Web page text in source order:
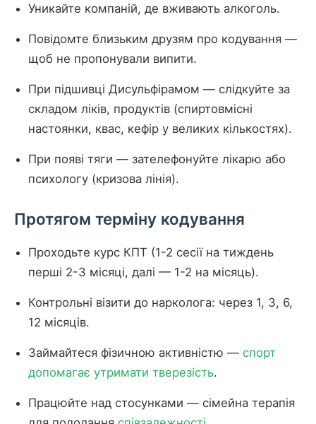
Уникайте компаній, де вживають алкоголь.
Повідомте близьким друзям про кодування —
щоб не пропонували випити.
При підшивці Дисульфірамом — слідкуйте за
складом ліків, продуктів (спиртовмісні
настоянки, квас, кефір у великих кількостях).
При появі тяги — зателефонуйте лікарю або
психологу (кризова лінія).
Протягом терміну кодування
Проходьте курс КПТ (1-2 сесії на тиждень
перші 2-3 місяці, далі — 1-2 на місяць).
Контрольні візити до нарколога: через 1, 3, 6,
12 місяців.
Займайтеся фізичною активністю — спорт
допомагає утримати тверезість.
Працюйте над стосунками — сімейна терапія